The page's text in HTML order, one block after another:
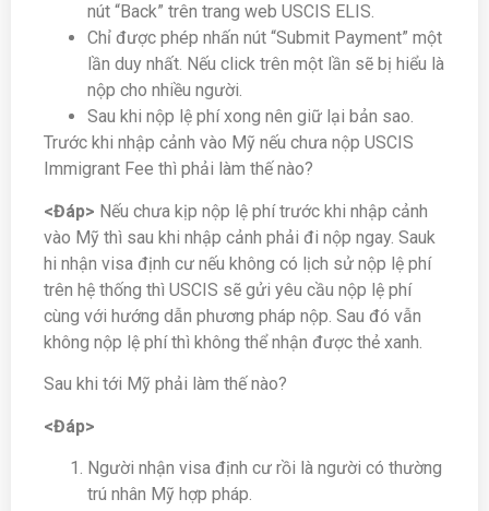
nút “Back” trên trang web USCIS ELIS.
Chỉ được phép nhấn nút “Submit Payment” một
lần duy nhất. Nếu click trên một lần sẽ bị hiểu là
nộp cho nhiều người.
Sau khi nộp lệ phí xong nên giữ lại bản sao.
Trước khi nhập cảnh vào Mỹ nếu chưa nộp USCIS
Immigrant Fee thì phải làm thế nào?
<Đáp> Nếu chưa kịp nộp lệ phí trước khi nhập cảnh
vào Mỹ thì sau khi nhập cảnh phải đi nộp ngay. Sauk
hi nhận visa định cư nếu không có lịch sử nộp lệ phí
trên hệ thống thì USCIS sẽ gửi yêu cầu nộp lệ phí
cùng với hướng dẫn phương pháp nộp. Sau đó vẫn
không nộp lệ phí thì không thể nhận được thẻ xanh.
Sau khi tới Mỹ phải làm thế nào?
<Đáp>
Người nhận visa định cư rồi là người có thường
trú nhân Mỹ hợp pháp.